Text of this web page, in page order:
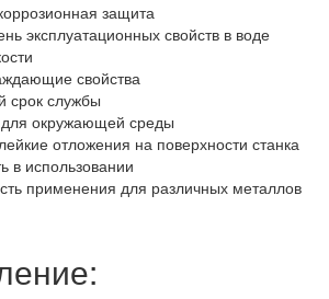
защита
эксплуатационных свойств в воде
свойства
срок службы
для окружающей среды
отложения на поверхности станка
в использовании
применения для различных металлов